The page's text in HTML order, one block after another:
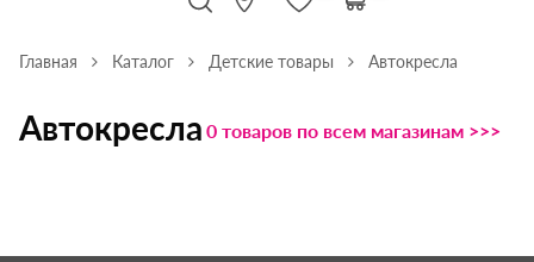
Главная Каталог Детские товары Автокресла
Автокресла 0 товаров по всем магазинам >>>